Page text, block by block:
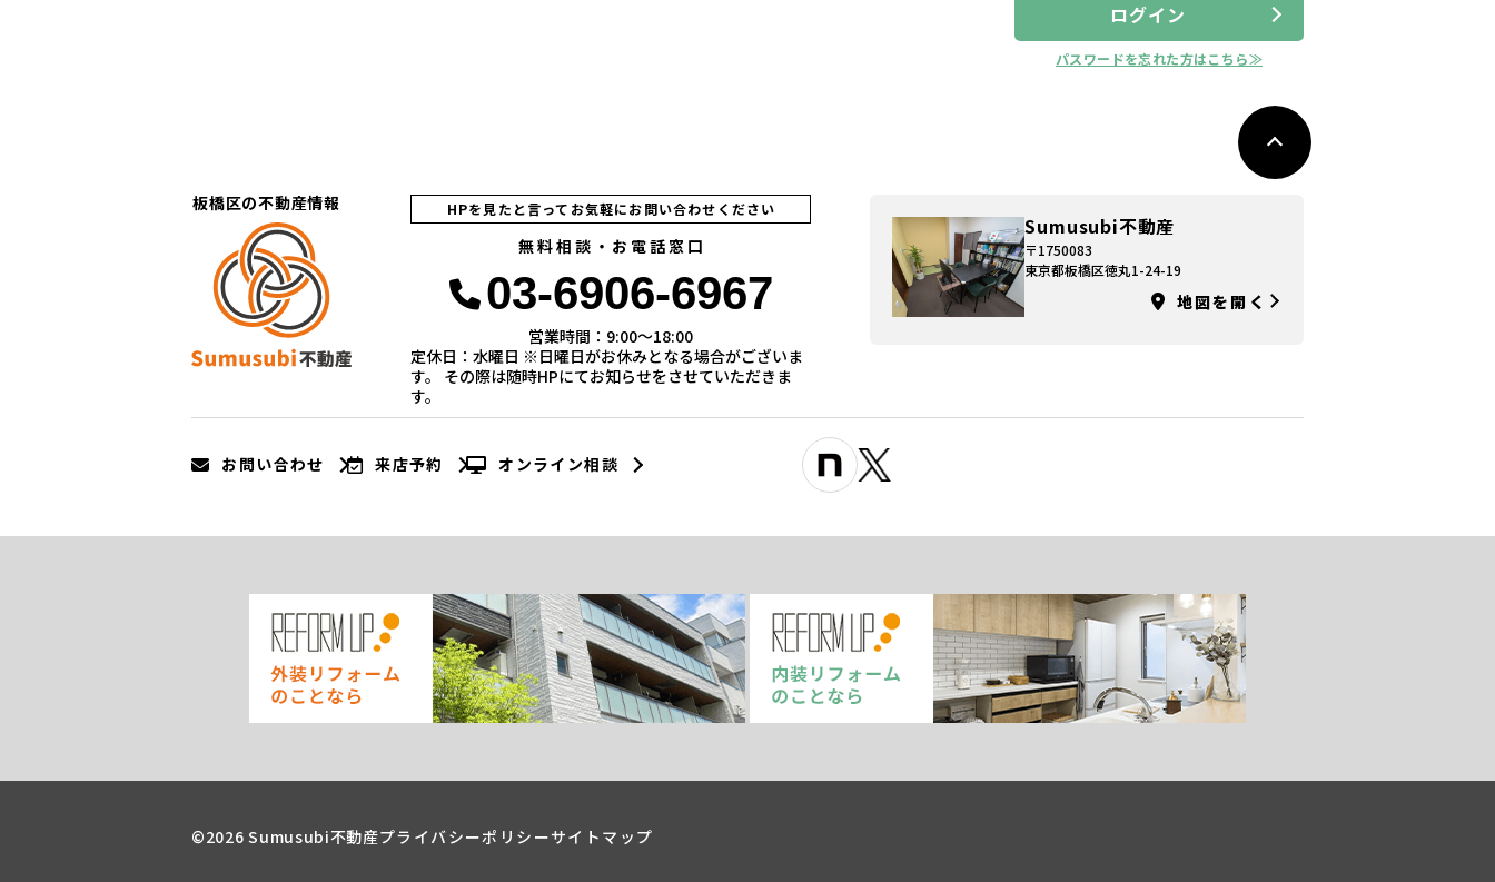
ログイン
パスワードを忘れた方はこちら≫
板橋区の不動産情報 HPを見たと言ってお気軽にお問い合わせください
無料相談・お電話窓口
03-6906-6967
営業時間：9:00〜18:00
定休日：水曜日 ※日曜日がお休みとなる場合がございま
す。 その際は随時HPにてお知らせをさせていただきま
す。
Sumusubi不動産
〒1750083
東京都板橋区徳丸1-24-19
地図を開く
お問い合わせ 来店予約 オンライン相談
プライバシーポリシーサイトマップ
©2026 Sumusubi不動産